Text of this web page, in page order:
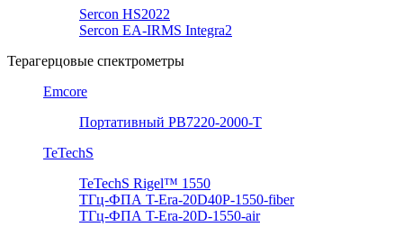
Sercon HS2022
Sercon EA-IRMS Integra2
Терагерцовые спектрометры
Emcore
Портативный PB7220-2000-T
TeTechS
TeTechS Rigel™ 1550
ТГц-ФПА T-Era-20D40P-1550-fiber
ТГц-ФПА T-Era-20D-1550-air